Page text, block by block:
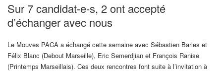
Sur 7 candidat-e-s, 2 ont accepté
d’échanger avec nous
Le Mouves PACA a échangé cette semaine avec Sébastien Barles et
Félix Blanc (Debout Marseille), Eric Semerdjian et François Ranise
(Printemps Marseillais). Ces deux rencontres font suite à l’invitation à